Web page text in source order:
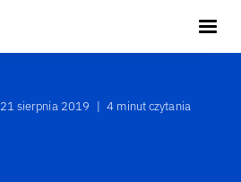
21 sierpnia 2019 | 4 minut czytania